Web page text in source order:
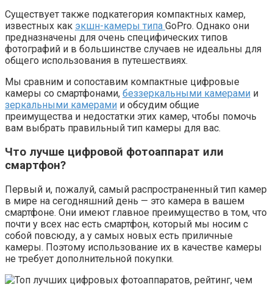
Существует также подкатегория компактных камер,
известных как экшн-камеры типа GoPro. Однако они
предназначены для очень специфических типов
фотографий и в большинстве случаев не идеальны для
общего использования в путешествиях.
Мы сравним и сопоставим компактные цифровые
камеры со смартфонами, беззеркальными камерами и
зеркальными камерами и обсудим общие
преимущества и недостатки этих камер, чтобы помочь
вам выбрать правильный тип камеры для вас.
Что лучше цифровой фотоаппарат или
смартфон?
Первый и, пожалуй, самый распространенный тип камер
в мире на сегодняшний день — это камера в вашем
смартфоне. Они имеют главное преимущество в том, что
почти у всех нас есть смартфон, который мы носим с
собой повсюду, а у самых новых есть приличные
камеры. Поэтому использование их в качестве камеры
не требует дополнительной покупки.